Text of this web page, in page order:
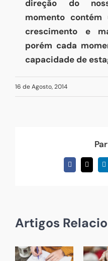
direção do
momento
crescimento e
porém cada
capacidade de
16 de Agosto, 2014
Facebook
X
Artigos